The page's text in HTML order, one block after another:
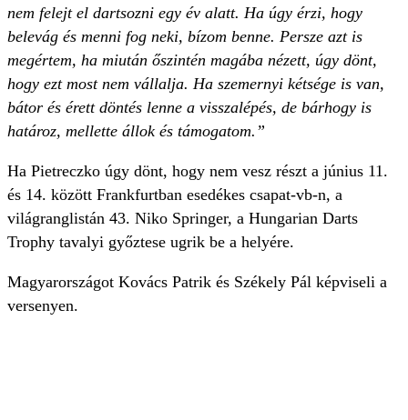
nem felejt el dartsozni egy év alatt. Ha úgy érzi, hogy
belevág és menni fog neki, bízom benne. Persze azt is
megértem, ha miután őszintén magába nézett, úgy dönt,
hogy ezt most nem vállalja. Ha szemernyi kétsége is van,
bátor és érett döntés lenne a visszalépés, de bárhogy is
határoz, mellette állok és támogatom.”
Ha Pietreczko úgy dönt, hogy nem vesz részt a június 11.
és 14. között Frankfurtban esedékes csapat-vb-n, a
világranglistán 43. Niko Springer, a Hungarian Darts
Trophy tavalyi győztese ugrik be a helyére.
Magyarországot Kovács Patrik és Székely Pál képviseli a
versenyen.